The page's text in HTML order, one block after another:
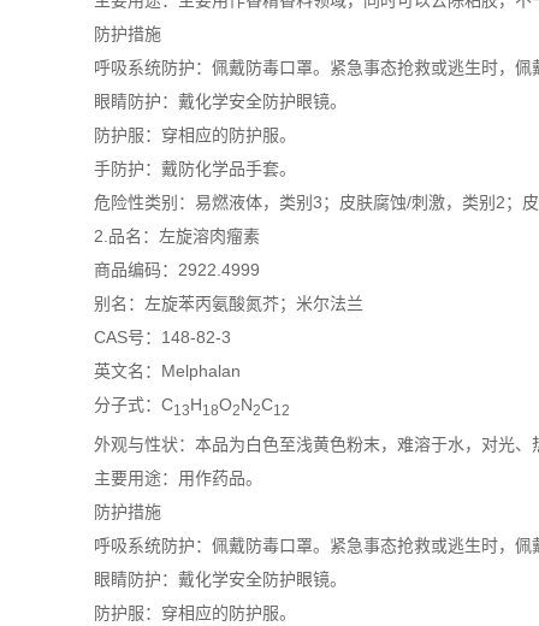
防护措施
呼吸系统防护：佩戴防毒口罩。紧急事态抢救或逃生时，佩
眼睛防护：戴化学安全防护眼镜。
防护服：穿相应的防护服。
手防护：戴防化学品手套。
危险性类别：易燃液体，类别3；皮肤腐蚀/刺激，类别2；
2.品名：左旋溶肉瘤素
商品编码：2922.4999
别名：左旋苯丙氨酸氮芥；米尔法兰
CAS号：148-82-3
英文名：Melphalan
分子式：C13H18O2N2C12
外观与性状：本品为白色至浅黄色粉末，难溶于水，对光
主要用途：用作药品。
防护措施
呼吸系统防护：佩戴防毒口罩。紧急事态抢救或逃生时，佩
眼睛防护：戴化学安全防护眼镜。
防护服：穿相应的防护服。